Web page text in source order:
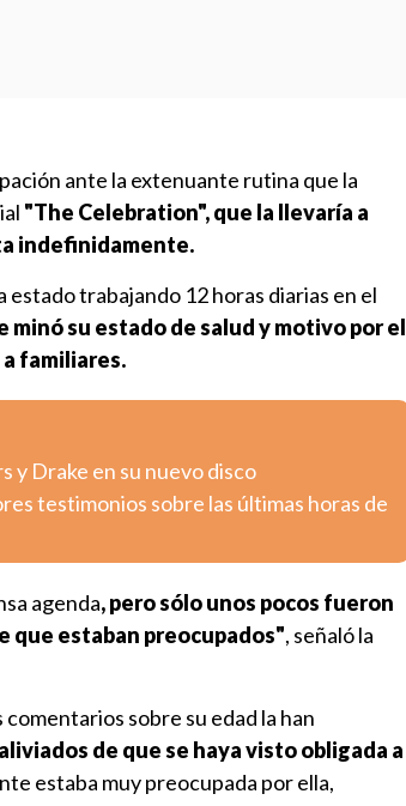
ante la extenuante rutina que la
"The Celebration", que la llevaría a
indefinidamente.
trabajando 12 horas diarias en el
minó su estado de salud y motivo por el
familiares.
y Drake en su nuevo disco
testimonios sobre las últimas horas de
agenda, pero sólo unos pocos fueron
que estaban preocupados", señaló la
sobre su edad la han
de que se haya visto obligada a
estaba muy preocupada por ella,